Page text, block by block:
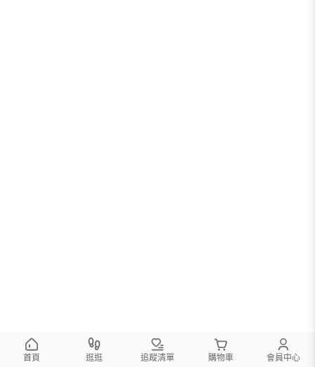
首頁 逛逛 追蹤清單 購物車 會員中心